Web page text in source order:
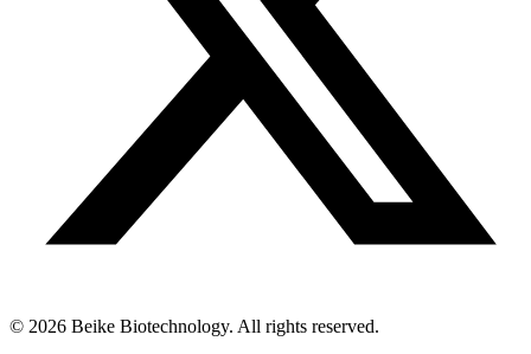
© 2026 Beike Biotechnology. All rights reserved.